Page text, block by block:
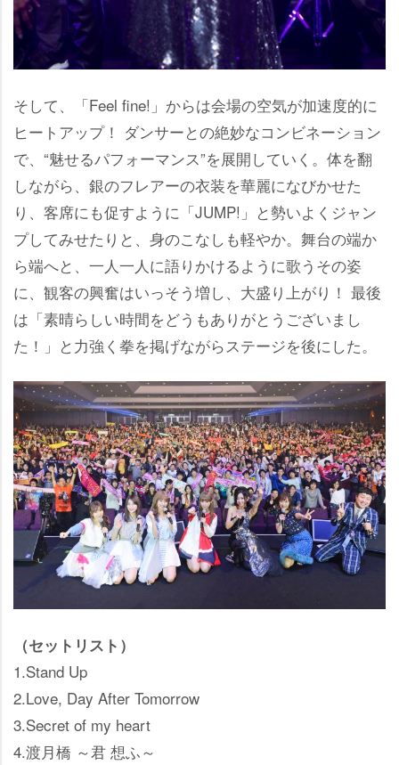
そして、「Feel fine!」からは会場の空気が加速度的に
ヒートアップ！ ダンサーとの絶妙なコンビネーション
で、“魅せるパフォーマンス”を展開していく。体を翻
しながら、銀のフレアーの衣装を華麗になびかせた
り、客席にも促すように「JUMP!」と勢いよくジャン
プしてみせたりと、身のこなしも軽やか。舞台の端か
ら端へと、一人一人に語りかけるように歌うその姿
に、観客の興奮はいっそう増し、大盛り上がり！ 最後
は「素晴らしい時間をどうもありがとうございまし
た！」と力強く拳を掲げながらステージを後にした。
（セットリスト）
1.Stand Up
2.Love, Day After Tomorrow
3.Secret of my heart
4.渡月橋 ～君 想ふ～